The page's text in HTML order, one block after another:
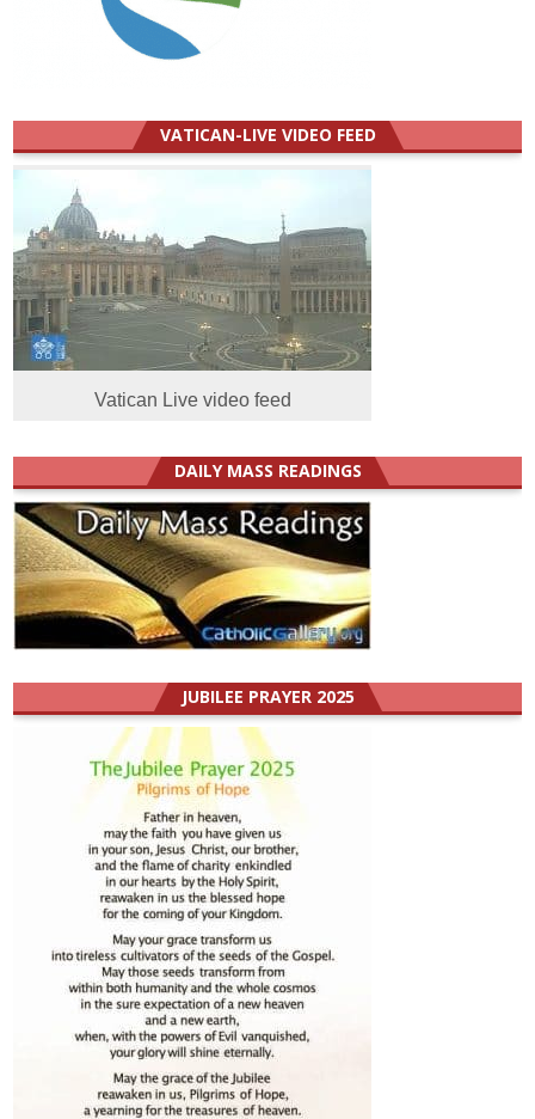
VATICAN-LIVE VIDEO FEED
Vatican Live video feed
DAILY MASS READINGS
JUBILEE PRAYER 2025